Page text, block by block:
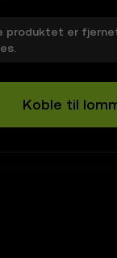
produktet er
Koble til